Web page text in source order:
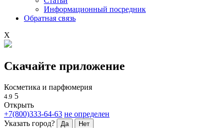
Информационный посредник
Обратная связь
X
Скачайте приложение
Косметика и парфюмерия
4.9 5
Открыть
+7(800)333-64-63 не определен
Указать город?
Да Нет